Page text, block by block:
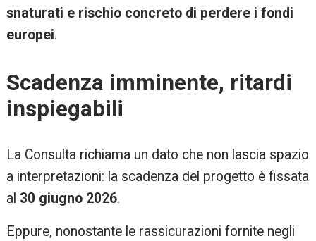
snaturati e rischio concreto di perdere i fondi
europei.
Scadenza imminente, ritardi
inspiegabili
La Consulta richiama un dato che non lascia spazio
a interpretazioni: la scadenza del progetto è fissata
al 30 giugno 2026.
Eppure, nonostante le rassicurazioni fornite negli